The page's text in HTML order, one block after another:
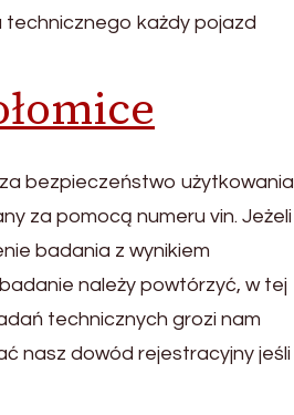
każdy pojazd
bezpieczeństwo użytkowania
za pomocą numeru vin. Jeżeli
badania z wynikiem
należy powtórzyć, w tej
technicznych grozi nam
nasz dowód rejestracyjny jeśli